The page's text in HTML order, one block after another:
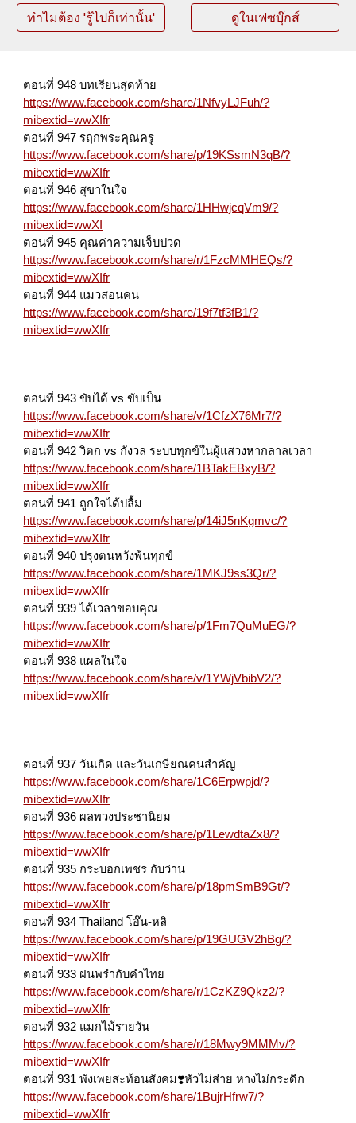
ทำไมต้อง 'รู้ไปก็เท่านั้น' ดูในเฟซบุ๊กส์
ตอนที่ 948 บทเรียนสุดท้าย
https://www.facebook.com/share/1NfvyLJFuh/?
mibextid=wwXIfr
ตอนที่ 947 รฤกพระคุณครู
https://www.facebook.com/share/p/19KSsmN3qB/?
mibextid=wwXIfr
ตอนที่ 946 สุขาในใจ
https://www.facebook.com/share/1HHwjcqVm9/?
mibextid=wwXI
ตอนที่ 945 คุณค่าความเจ็บปวด
https://www.facebook.com/share/r/1FzcMMHEQs/?
mibextid=wwXIfr
ตอนที่ 944 แมวสอนคน
https://www.facebook.com/share/19f7tf3fB1/?
mibextid=wwXIfr
ตอนที่ 943 ขับได้ vs ขับเป็น
https://www.facebook.com/share/v/1CfzX76Mr7/?
mibextid=wwXIfr
ตอนที่ 942 วิตก vs กังวล ระบบทุกข์ในผู้แสวงหากลาลเวลา
https://www.facebook.com/share/1BTakEBxyB/?
mibextid=wwXIfr
ตอนที่ 941 ถูกใจได้ปลื้ม
https://www.facebook.com/share/p/14iJ5nKgmvc/?
mibextid=wwXIfr
ตอนที่ 940 ปรุงตนหวังพ้นทุกข์
https://www.facebook.com/share/1MKJ9ss3Qr/?
mibextid=wwXIfr
ตอนที่ 939 ได้เวลาขอบคุณ
https://www.facebook.com/share/p/1Fm7QuMuEG/?
mibextid=wwXIfr
ตอนที่ 938 แผลในใจ
https://www.facebook.com/share/v/1YWjVbibV2/?
mibextid=wwXIfr
ตอนที่ 937 วันเกิด และวันเกษียณคนสำคัญ
https://www.facebook.com/share/1C6Erpwpjd/?
mibextid=wwXIfr
ตอนที่ 936 ผลพวงประชานิยม
https://www.facebook.com/share/p/1LewdtaZx8/?
mibextid=wwXIfr
ตอนที่ 935 กระบอกเพชร กับว่าน
https://www.facebook.com/share/p/18pmSmB9Gt/?
mibextid=wwXIfr
ตอนที่ 934 Thailand โอ๊น-หลิ
https://www.facebook.com/share/p/19GUGV2hBg/?
mibextid=wwXIfr
ตอนที่ 933 ฝนพรำกับคำไทย
https://www.facebook.com/share/r/1CzKZ9Qkz2/?
mibextid=wwXIfr
ตอนที่ 932 แมกไม้รายวัน
https://www.facebook.com/share/r/18Mwy9MMMv/?
mibextid=wwXIfr
ตอนที่ 931 พังเพยสะท้อนสังคม❣️หัวไม่ส่าย หางไม่กระดิก
https://www.facebook.com/share/1BujrHfrw7/?
mibextid=wwXIfr